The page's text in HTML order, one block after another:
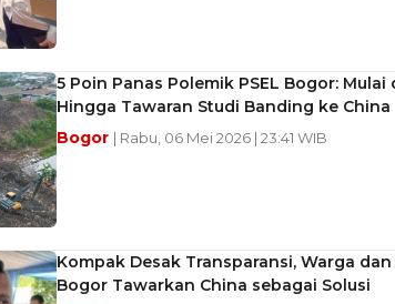
5 Poin Panas Polemik PSEL Bogor:
Hingga Tawaran Studi Banding ke China
Bogor | Rabu, 06 Mei 2026 | 23:41 WIB
Kompak Desak Transparansi, Warga dan
Bogor Tawarkan China sebagai Solusi